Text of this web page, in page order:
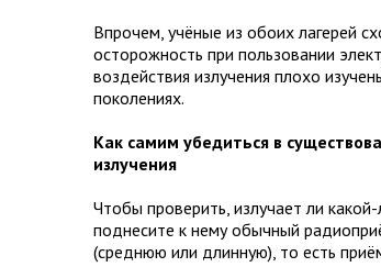
Впрочем, учёные из обоих лагерей
осторожность при пользовании
воздействия излучения плохо
поколениях.
Как самим убедиться в
излучения
Чтобы проверить, излучает ли
поднесите к нему обычный
(среднюю или длинную), то есть